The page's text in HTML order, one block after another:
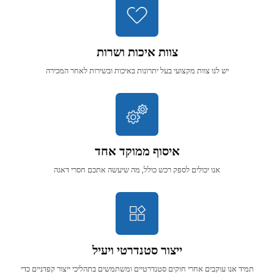
צוות איכות ושרות
יש לנו צוות מקצועי בעל יתרונות באיכות ובשירות לאחר המכירה
איסוף ממוקד אחד
אנו יכולים לספק רכש כולל, מה שיעשה אתכם חסרי דאגה
ייצור סטנדרטי ויעיל
תמיד אנו עוקבים אחרי חוקים סטנדרטיים ומשתמשים בתהליכי ייצור קפדניים כדי